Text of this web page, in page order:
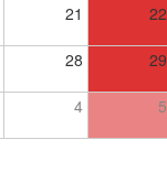
21 22
28 29
4 5